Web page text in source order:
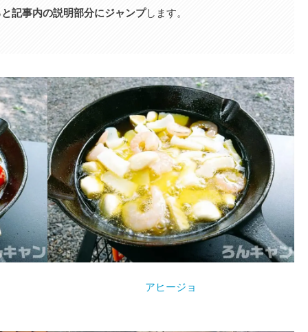
記事内の説明部分にジャンプします。
アヒージョ